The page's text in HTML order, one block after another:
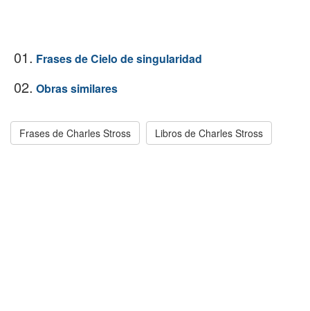
01. Frases de Cielo de singularidad
02. Obras similares
Frases de Charles Stross Libros de Charles Stross